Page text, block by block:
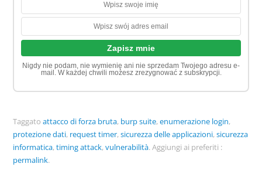
Nigdy nie podam, nie wymienię ani nie sprzedam Twojego adresu e-
mail. W każdej chwili możesz zrezygnować z subskrypcji.
Taggato attacco di forza bruta, burp suite,enumerazione login,
protezione dati, request timer,sicurezza delle applicazioni,sicurezza
informatica,timing attack,vulnerabilità.Aggiungi ai preferiti :
permalink.